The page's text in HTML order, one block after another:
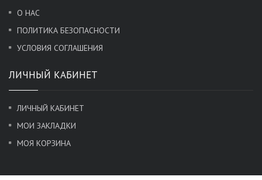
О НАС
ПОЛИТИКА БЕЗОПАСНОСТИ
УСЛОВИЯ СОГЛАШЕНИЯ
ЛИЧНЫЙ КАБИНЕТ
ЛИЧНЫЙ КАБИНЕТ
МОИ ЗАКЛАДКИ
МОЯ КОРЗИНА